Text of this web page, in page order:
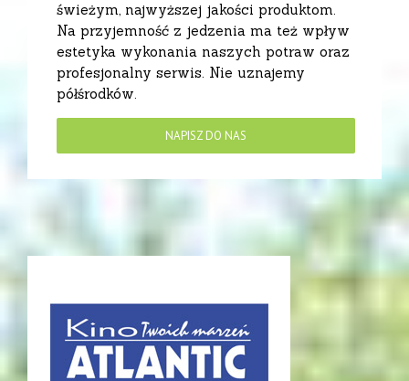
świeżym, najwyższej jakości produktom.
Na przyjemność z jedzenia ma też wpływ
estetyka wykonania naszych potraw oraz
profesjonalny serwis. Nie uznajemy
półśrodków.
NAPISZ DO NAS